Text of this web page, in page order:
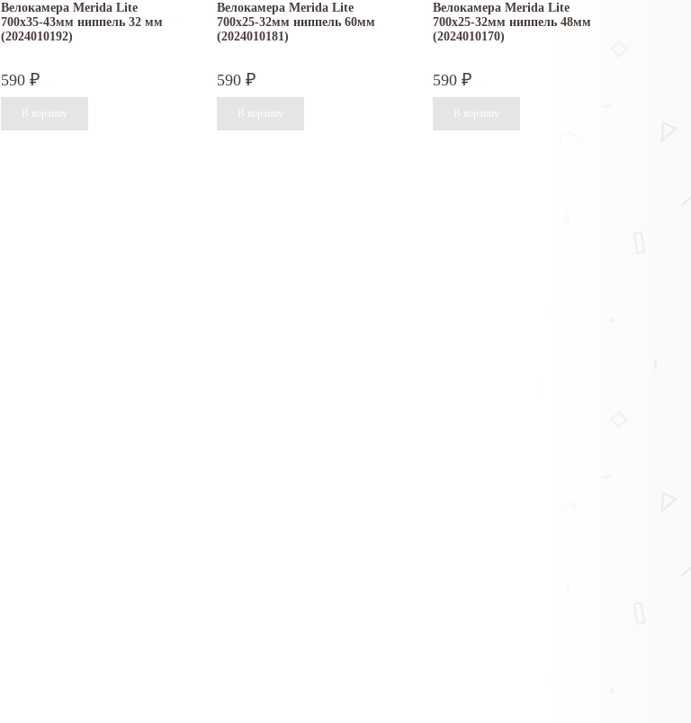
Велокамера Merida Lite
700x35-43мм ниппель 32 мм
(2024010192)
590 ₽
Велокамера Merida Lite
700x25-32мм ниппель 60мм
(2024010181)
590 ₽
Велокамера Merida Lite
700x25-32мм ниппель 48мм
(2024010170)
590 ₽